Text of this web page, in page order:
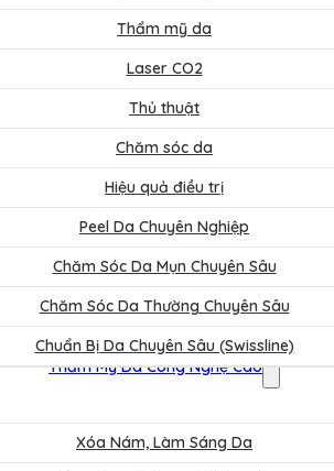
Thẩm mỹ da
Laser CO2
Thủ thuật
Chăm sóc da
Hiệu quả điều trị
Peel Da Chuyên Nghiệp
Chăm Sóc Da Mụn Chuyên Sâu
Chăm Sóc Da Thường Chuyên Sâu
Chuẩn Bị Da Chuyên Sâu (Swissline)
Thẩm Mỹ Da Công Nghệ Cao
Xóa Nám, Làm Sáng Da